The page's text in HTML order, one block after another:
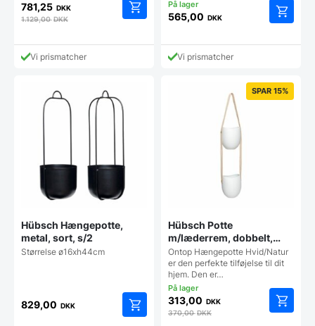
781,25 DKK
1.129,00DKK
Vi prismatcher
565,00 DKK
Vi prismatcher
Hübsch Hængepotte,
metal, sort, s/2
Størrelse ø16xh44cm
829,00 DKK
SPAR 15%
Hübsch Potte
m/læderrem, dobbelt,
keramik, hvid
Ontop Hængepotte Hvid/Natur
er den perfekte tilføjelse til dit
hjem. Den er…
313,00 DKK
370,00DKK